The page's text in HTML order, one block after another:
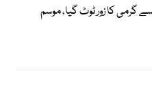
گرمی کا زور ٹوٹ گیا، موسم